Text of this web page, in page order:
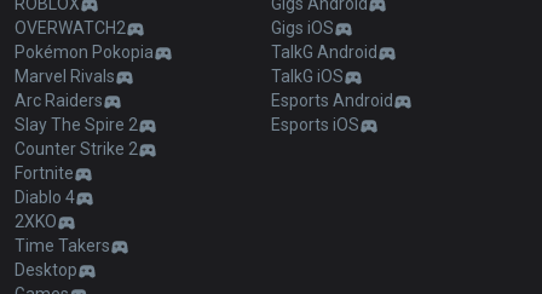
OVERWATCH2
Pokémon Pokopia
Marvel Rivals
Arc Raiders
Slay The Spire 2
Counter Strike 2
Fortnite
Diablo 4
2XKO
Time Takers
Desktop
Gigs iOS
TalkG Android
TalkG iOS
Esports Android
Esports iOS